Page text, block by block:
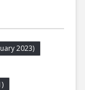
2023)